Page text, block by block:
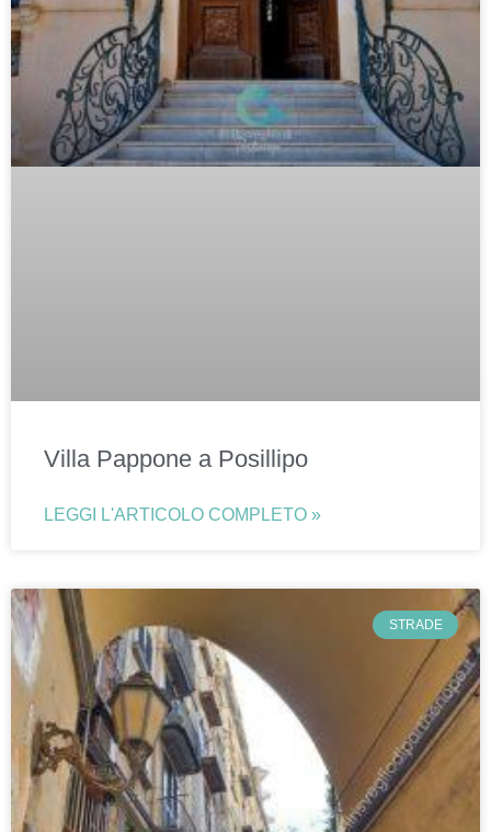
Villa Pappone a Posillipo
LEGGI L'ARTICOLO COMPLETO »
STRADE